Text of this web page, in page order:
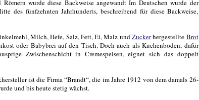
wurde diese Backweise angewandt Im Deutschen wurde der
des fünfzehnten Jahrhunderts, beschreibend für diese Backweise,
Milch, Hefe, Salz, Fett, Ei, Malz undZuckerhergestellte Brot
oder Babybrei auf den Tisch. Doch auch als Kuchenboden, dafür
Zwischenschicht in Cremespeisen, eignet sich das doppelt
ist die Firma “Brandt“, die im Jahre 1912 von dem damals 26-
und bis heute stetig wächst.